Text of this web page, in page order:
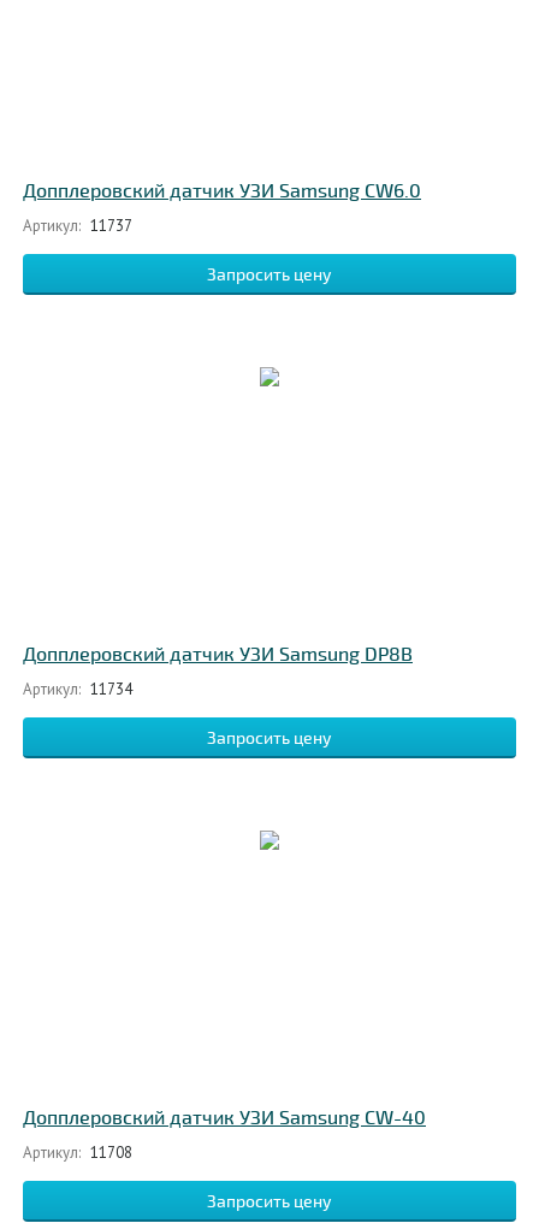
Допплеровский датчик УЗИ Samsung CW6.0
Артикул: 11737
Запросить цену
Допплеровский датчик УЗИ Samsung DP8B
Артикул: 11734
Запросить цену
Допплеровский датчик УЗИ Samsung CW-40
Артикул: 11708
Запросить цену